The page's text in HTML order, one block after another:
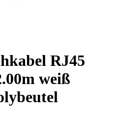
RJ45
weiß